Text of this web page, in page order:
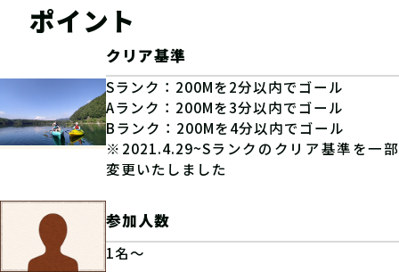
ポイント
クリア基準
Sランク：200Mを2分以内でゴール
Aランク：200Mを3分以内でゴール
Bランク：200Mを4分以内でゴール
※2021.4.29~Sランクのクリア基準を一部
変更いたしました
参加人数
1名～